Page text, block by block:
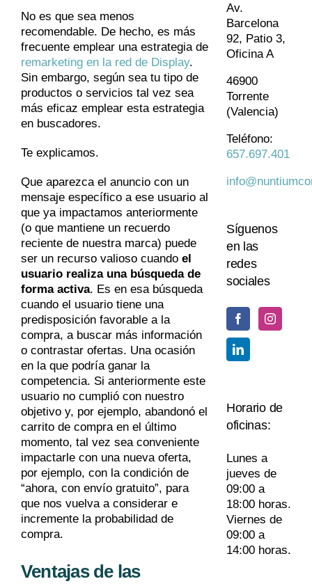
No es que sea menos
recomendable. De hecho, es más
frecuente emplear una estrategia de
remarketing en la red de Display.
Sin embargo, según sea tu tipo de
productos o servicios tal vez sea
más eficaz emplear esta estrategia
en buscadores.
Te explicamos.
Que aparezca el anuncio con un
mensaje específico a ese usuario al
que ya impactamos anteriormente
(o que mantiene un recuerdo
reciente de nuestra marca) puede
ser un recurso valioso cuando el
usuario realiza una búsqueda de
forma activa. Es en esa búsqueda
cuando el usuario tiene una
predisposición favorable a la
compra, a buscar más información
o contrastar ofertas. Una ocasión
en la que podría ganar la
competencia. Si anteriormente este
usuario no cumplió con nuestro
objetivo y, por ejemplo, abandonó el
carrito de compra en el último
momento, tal vez sea conveniente
impactarle con una nueva oferta,
por ejemplo, con la condición de
“ahora, con envío gratuito”, para
que nos vuelva a considerar e
incremente la probabilidad de
compra.
Ventajas de las
Av.
Barcelona
92, Patio 3,
Oficina A
46900
Torrente
(Valencia)
Teléfono:
657.697.401
Síguenos
en las
redes
sociales
Horario de
oficinas:
Lunes a
jueves de
09:00 a
18:00 horas.
Viernes de
09:00 a
14:00 horas.